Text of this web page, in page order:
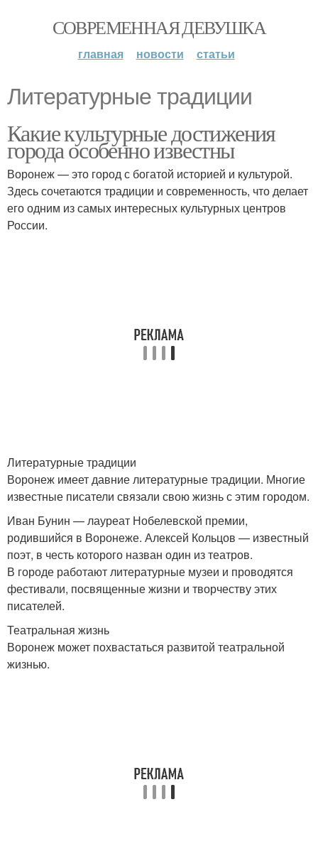
СОВРЕМЕННАЯ ДЕВУШКА
главная новости статьи
Литературные традиции
Какие культурные достижения
города особенно известны
Воронеж — это город с богатой историей и культурой.
Здесь сочетаются традиции и современность, что делает
его одним из самых интересных культурных центров
России.
Литературные традиции
Воронеж имеет давние литературные традиции. Многие
известные писатели связали свою жизнь с этим городом.
Иван Бунин — лауреат Нобелевской премии,
родившийся в Воронеже. Алексей Кольцов — известный
поэт, в честь которого назван один из театров.
В городе работают литературные музеи и проводятся
фестивали, посвященные жизни и творчеству этих
писателей.
Театральная жизнь
Воронеж может похвастаться развитой театральной
жизнью.